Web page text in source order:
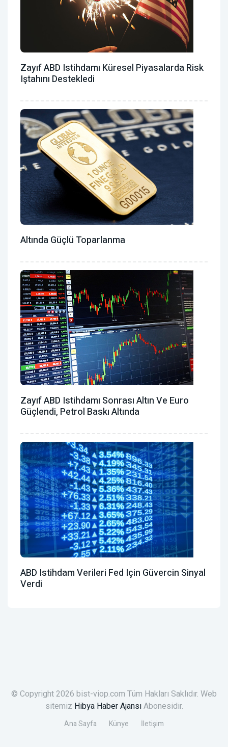
Zayıf ABD Istihdamı Küresel Piyasalarda Risk
Iştahını Destekledi
Altında Güçlü Toparlanma
Zayıf ABD Istihdamı Sonrası Altın Ve Euro
Güçlendi, Petrol Baskı Altında
ABD Istihdam Verileri Fed Için Güvercin Sinyal
Verdi
© Copyright 2026 bist-viop.com Tüm Hakları Saklıdır. Web
sitemiz Hibya Haber AjansıAbonesidir.
Ana Sayfa Künye İletişim